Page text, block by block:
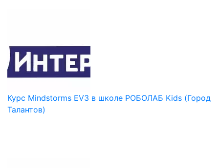
Курс Mindstorms EV3 в школе РОБОЛАБ Kids (Город
Талантов)